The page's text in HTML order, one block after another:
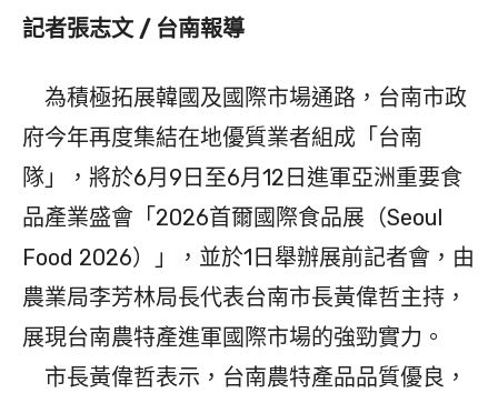
記者張志文 / 台南報導
為積極拓展韓國及國際市場通路，台南市政
府今年再度集結在地優質業者組成「台南
隊」，將於6月9日至6月12日進軍亞洲重要食
品產業盛會「2026首爾國際食品展（Seoul
Food 2026）」，並於1日舉辦展前記者會，由
農業局李芳林局長代表台南市長黃偉哲主持，
展現台南農特產進軍國際市場的強勁實力。
市長黃偉哲表示，台南農特產品品質優良，